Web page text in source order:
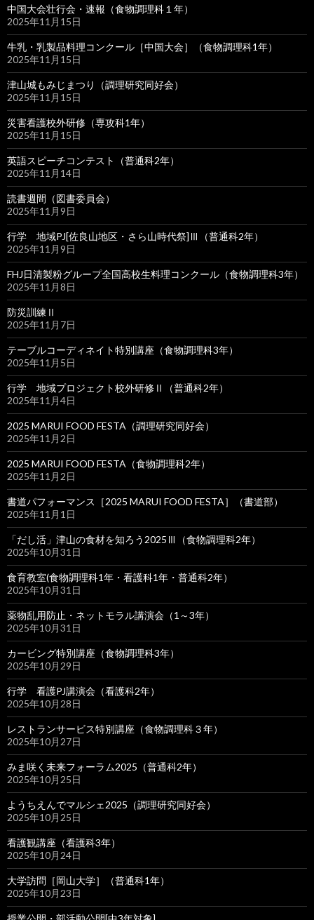
中国大会壮行会・速報（食物調理科１年）
2025年11月15日
牛乳・乳製品料理コンクール［中国大会］（食物調理科1年）
2025年11月15日
津山城もみじまつり（調理研究同好会）
2025年11月15日
災害看護校外研修（専攻科1年）
2025年11月15日
英語スピーチコンテスト（普通科2年）
2025年11月14日
読書週間（図書委員会）
2025年11月9日
行学 地域PJ[佐良山地区・さら山時代祭]Ⅲ（普通科2年）
2025年11月9日
FHJ日清製粉グループ全国高校生料理コンクール（食物調理科3年）
2025年11月8日
防災訓練Ⅱ
2025年11月7日
テーブルコーディネイト特別講座（食物調理科3年）
2025年11月5日
行学 地域プロジェクト校外研修Ⅱ（普通科2年）
2025年11月4日
2025 MARUI FOOD FESTA（調理研究同好会）
2025年11月2日
2025 MARUI FOOD FESTA（食物調理科2年）
2025年11月2日
書道パフォーマンス［2025 MARUI FOOD FESTA］（書道部）
2025年11月1日
「だし活」津山の食材を知ろう2025Ⅲ（食物調理科2年）
2025年10月31日
食育教室(食物調理科1年・看護科1年・普通科2年）
2025年10月31日
薬物乱用防止・ネットモラル講演会（1～3年）
2025年10月31日
カービング特別講座（食物調理科3年）
2025年10月29日
行学 看護PJ講演会（看護科2年）
2025年10月28日
レストランサービス特別講座（食物調理科３年）
2025年10月27日
みま咲く未来フォーラム2025（普通科2年）
2025年10月25日
ようちえんでマルシェ2025（調理研究同好会）
2025年10月25日
看護観講座（看護科3年）
2025年10月24日
大学訪問［岡山大学］（普通科1年）
2025年10月23日